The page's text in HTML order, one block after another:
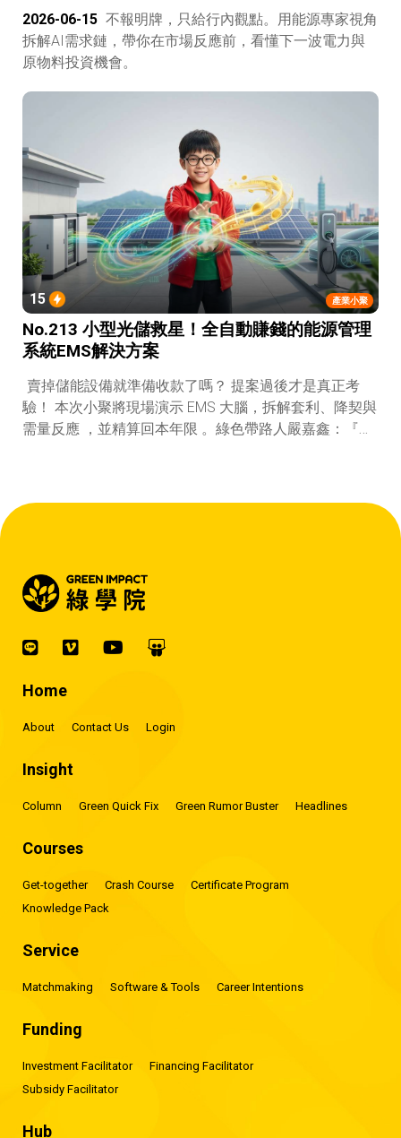
2026-06-15 不報明牌，只給行內觀點。用能源專家視角
拆解AI需求鏈，帶你在市場反應前，看懂下一波電力與
原物料投資機會。
產業小聚
15
No.213 小型光儲救星！全自動賺錢的能源管理
系統EMS解決方案
賣掉儲能設備就準備收款了嗎？ 提案過後才是真正考
驗！ 本次小聚將現場演示 EMS 大腦，拆解套利、降契與
需量反應 ，並精算回本年限 。綠色帶路人嚴嘉鑫：『會
Home
About Contact Us Login
Insight
Column Green Quick Fix Green Rumor Buster Headlines
Courses
Get-together Crash Course
Certificate Program
Knowledge Pack
Service
Matchmaking Software & Tools Career Intentions
Funding
Investment Facilitator
Financing Facilitator
Subsidy Facilitator
Hub